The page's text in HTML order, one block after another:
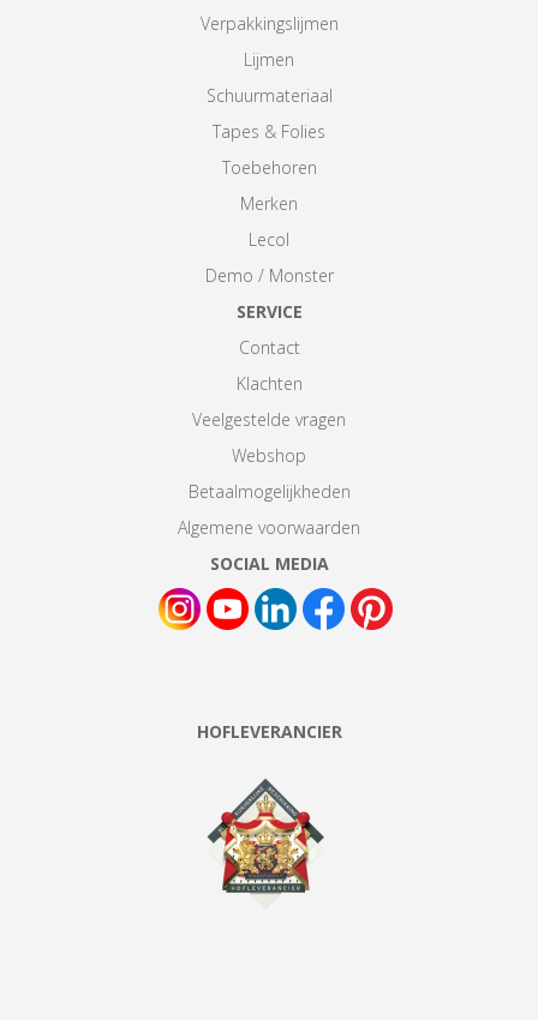
Verpakkingslijmen
Lijmen
Schuurmateriaal
Tapes & Folies
Toebehoren
Merken
Lecol
Demo / Monster
SERVICE
Contact
Klachten
Veelgestelde vragen
Webshop
Betaalmogelijkheden
Algemene voorwaarden
SOCIAL MEDIA
HOFLEVERANCIER